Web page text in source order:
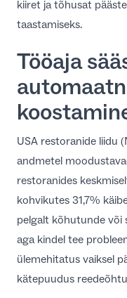
kiiret ja tõhusat
taastamiseks.
Tööaja
USA restoranide liidu
andmetel
restoranides
kohvikutes 31,7%
pelgalt kõhutunde või
aga kindel tee
ülemehitatus vaiksel
kätepuudus